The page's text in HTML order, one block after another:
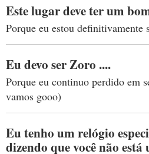
Este lugar deve ter um
Porque eu estou definitivamente
Eu devo ser Zoro ....
Porque eu continuo perdido em
vamos gooo)
Eu tenho um relógio
dizendo que você não